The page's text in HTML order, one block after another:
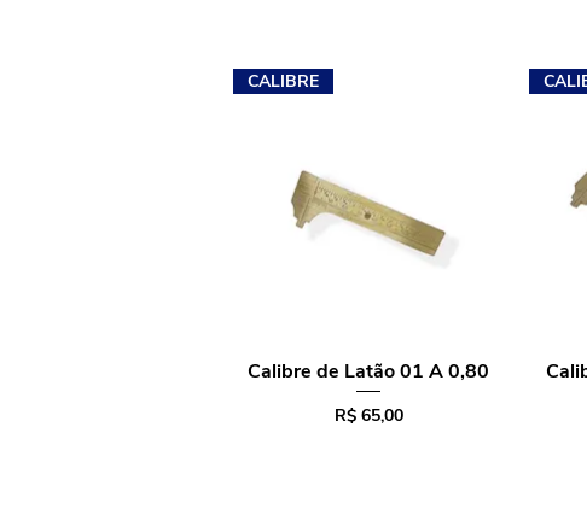
Visualização rápida
CALIBRE
Calibre de Latão 01 A 0,80
Preço
R$ 65,00